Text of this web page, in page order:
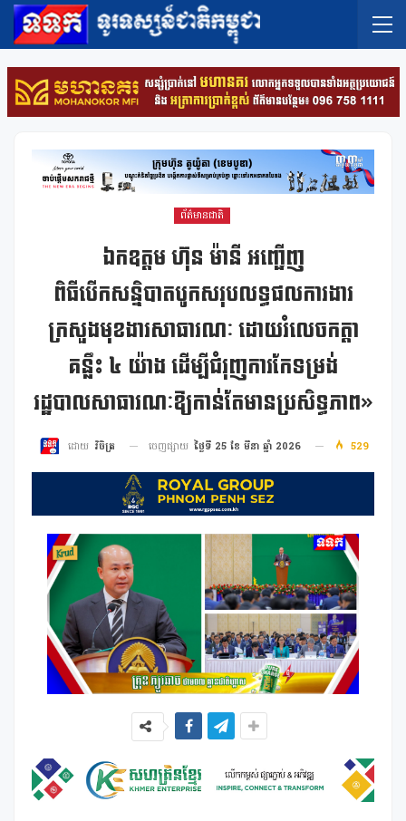
ព័ត៌មានជាតិ
ឯកឧត្តម ហ៊ុន ម៉ានី អញ្ជើញ
ពិធីបើកសន្និបាតបូកសរុបលទ្ធផលការងារ
ក្រសួងមុខងារសាធារណៈ ដោយរំលេចកត្តា
គន្លឹះ ៤ យ៉ាង ដើម្បីជំរុញការកែទម្រង់
រដ្ឋបាលសាធារណៈឱ្យកាន់តែមានប្រសិទ្ធភាព»
ដោយ វិចិត្រ ចេញផ្សាយ ថ្ងៃទី 25 ខែ មីនា ឆ្នាំ 2026 529